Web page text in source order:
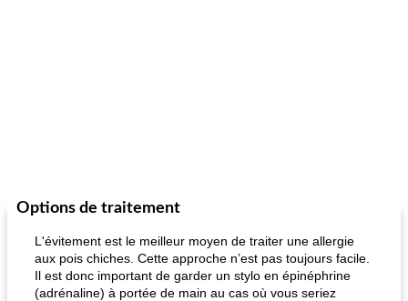
Options de traitement
L'évitement est le meilleur moyen de traiter une allergie
aux pois chiches. Cette approche n’est pas toujours facile.
Il est donc important de garder un stylo en épinéphrine
(adrénaline) à portée de main au cas où vous seriez